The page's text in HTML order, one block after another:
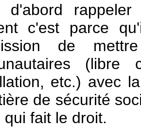
d'abord
c'est parce
de
(libre
etc.) avec
de sécurité
qui fait le droit.